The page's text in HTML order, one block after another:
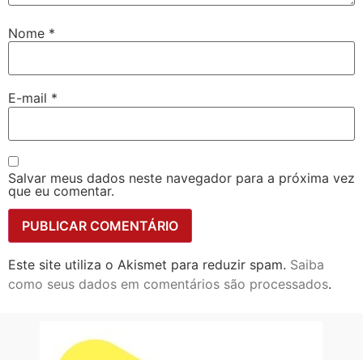
Nome *
E-mail *
Salvar meus dados neste navegador para a próxima vez
que eu comentar.
Este site utiliza o Akismet para reduzir spam. Saiba
como seus dados em comentários são processados.